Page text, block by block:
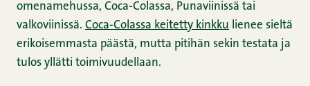
omenamehussa, Coca-Colassa, Punaviinissä tai
valkoviinissä. Coca-Colassa keitetty kinkku lienee sieltä
erikoisemmasta päästä, mutta pitihän sekin testata ja
tulos yllätti toimivuudellaan.